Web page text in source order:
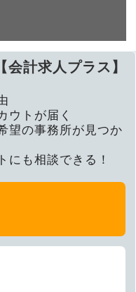
計求人プラス】
ウトが届く
望の事務所が見つか
も相談できる！